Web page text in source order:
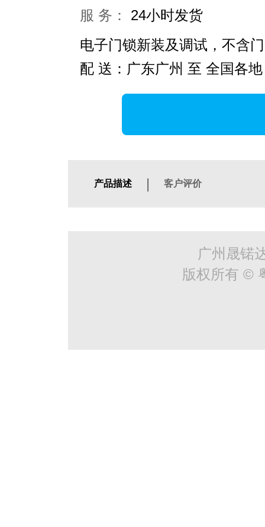
服 务：
24小时发货
电子门锁新装及调试，不含
配 送：广东广州 至 全国各地
产品描述 | 客户评价
广州晟锘
版权所有 ©